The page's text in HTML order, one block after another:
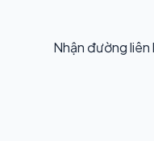
Nhận đường